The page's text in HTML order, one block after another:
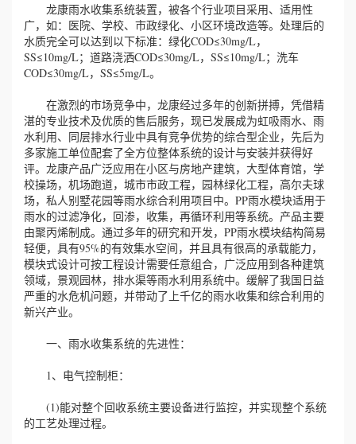
龙康雨水收集系统装置，被各个行业项目采用、适用性
广，如：医院、学校、市政绿化、小区环境改造等。处理后的
水质完全可以达到以下标准：绿化COD≤30mg/L，
SS≤10mg/L；道路浇洒COD≤30mg/L，SS≤10mg/L；洗车
COD≤30mg/L，SS≤5mg/L。
在激烈的市场竞争中，龙康经过多年的创新拼搏，凭借精
湛的专业技术及优质的售后服务，现已发展成为虹吸雨水、雨
水利用、同层排水行业中具有竞争优势的综合型企业，先后为
多家施工单位配套了全方位整体系统的设计与安装并获得好
评。龙康产品广泛应用在小区与房地产建筑，大型体育馆，学
校操场，机场跑道，城市市政工程，园林绿化工程，高尔夫球
场，私人别墅花园等雨水综合利用项目中。PP雨水模块适用于
雨水的过滤净化，回渗，收集，再循环利用等系统。产品主要
由聚丙烯制成。通过多年的研究和开发，PP雨水模块结构简易
轻便，具有95%的有效集水空间，并且具有很高的承载能力，
模块式设计可按工程设计需要任意组合，广泛应用到各种建筑
领域，景观园林，排水渠等雨水利用系统中。缓解了我国日益
严重的水危机问题，并带动了上千亿的雨水收集和综合利用的
新兴产业。
一、雨水收集系统的先进性：
1、电气控制柜：
(1)能对整个回收系统主要设备进行监控，并实现整个系统
的工艺处理过程。